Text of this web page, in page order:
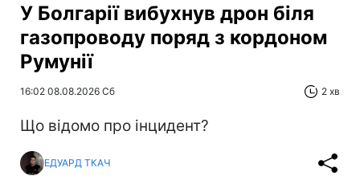
У Болгарії вибухнув дрон біля
газопроводу поряд з кордоном
Румунії
16:02 08.08.2026 Сб 2 хв
Що відомо про інцидент?
ЕДУАРД ТКАЧ